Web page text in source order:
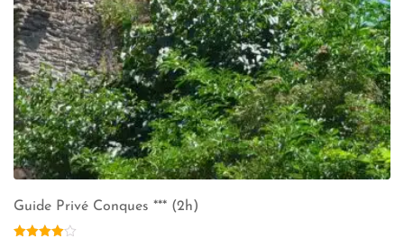
Guide Privé Conques *** (2h)